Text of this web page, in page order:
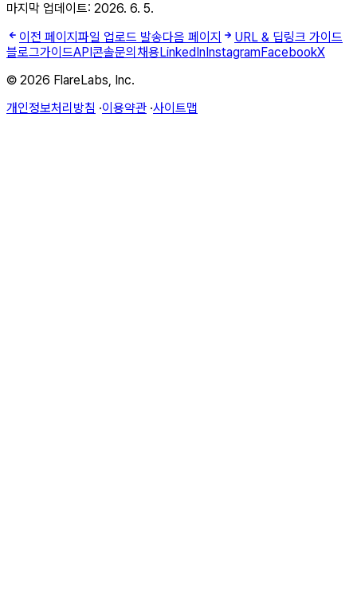
마지막 업데이트: 2026. 6. 5.
이전 페이지 파일 업로드 발송다음 페이지
URL & 딥링크 가이드
블로그가이드API 콘솔문의 채용LinkedIn Instagram FacebookX
© 2026 FlareLabs, Inc.
개인정보처리방침 ·이용약관 ·사이트맵